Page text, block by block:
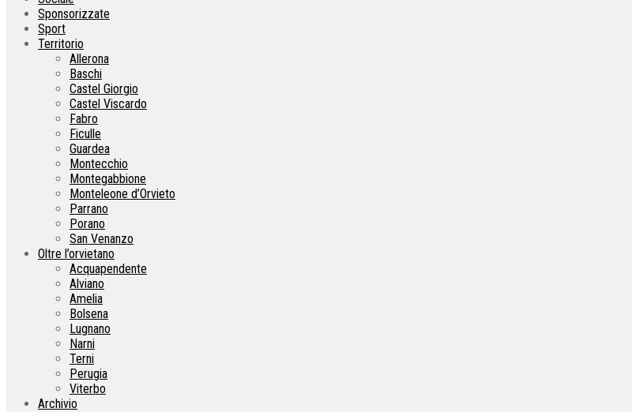
Sponsorizzate
Sport
Territorio
Allerona
Baschi
Castel Giorgio
Castel Viscardo
Fabro
Ficulle
Guardea
Montecchio
Montegabbione
Monteleone d’Orvieto
Parrano
Porano
San Venanzo
Oltre l’orvietano
Acquapendente
Alviano
Amelia
Bolsena
Lugnano
Narni
Terni
Perugia
Viterbo
Archivio